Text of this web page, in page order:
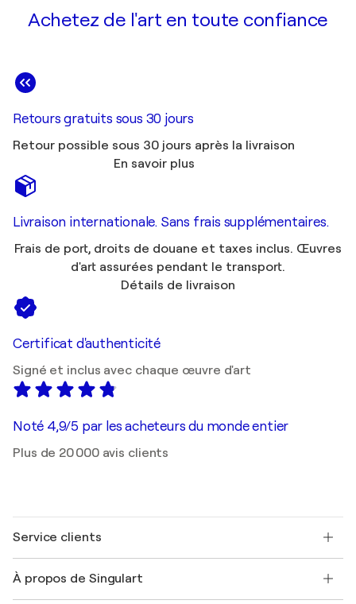
Achetez de l'art en toute confiance
Retours gratuits sous 30 jours
Retour possible sous 30 jours après la livraison
En savoir plus
Livraison internationale. Sans frais supplémentaires.
Frais de port, droits de douane et taxes inclus. Œuvres
d'art assurées pendant le transport.
Détails de livraison
Certificat d'authenticité
Signé et inclus avec chaque œuvre d'art
Noté 4,9/5 par les acheteurs du monde entier
Plus de 20 000 avis clients
Service clients
Expédition
À propos de Singulart